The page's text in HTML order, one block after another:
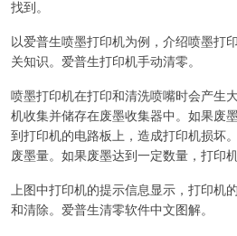
找到。
以爱普生喷墨打印机为例，介绍喷墨打
关知识。爱普生打印机手动清零。
喷墨打印机在打印和清洗喷嘴时会产生
机收集并储存在废墨收集器中。如果废
到打印机的电路板上，造成打印机损坏
废墨量。如果废墨达到一定数量，打印
上图中打印机的提示信息显示，打印机
和清除。爱普生清零软件中文图解。